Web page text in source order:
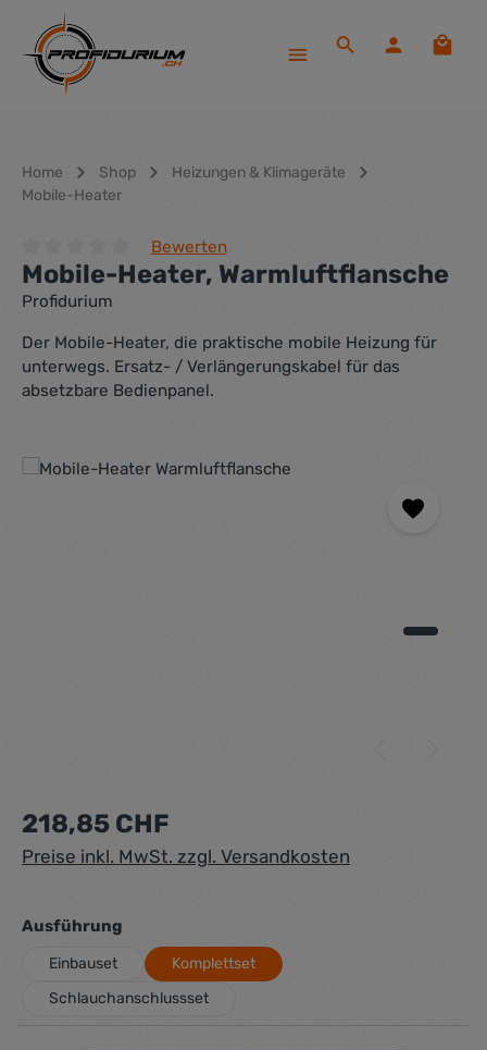
Zum Hauptinhalt springen
Home Shop
Heizungen & Klimageräte
Mobile-Heater
Durchschnittliche Bewertung von 0 von 5 Sternen
Bewerten
Mobile-Heater, Warmluftflansche
Profidurium
Der Mobile-Heater, die praktische mobile Heizung für
unterwegs. Ersatz- / Verlängerungskabel für das
absetzbare Bedienpanel.
Bildergalerie überspringen
Regulärer Preis:
218,85 CHF
Preise inkl. MwSt. zzgl. Versandkosten
Ausführungauswählen
Einbauset
Komplettset
Schlauchanschlussset